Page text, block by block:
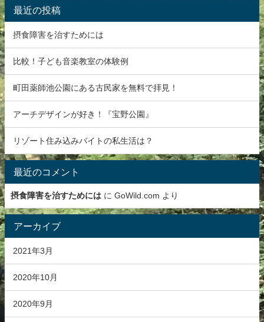
最近の投稿
摂食障害を治すためには
比較！子ども音楽教室の体験例
町田薬師池公園にある古民家を無料で拝見！
アーチデザインが好き！『宝野公園』
リゾート住み込みバイトの私生活は？
最近のコメント
摂食障害を治すためには に GoWild.com より
アーカイブ
2021年3月
2020年10月
2020年9月